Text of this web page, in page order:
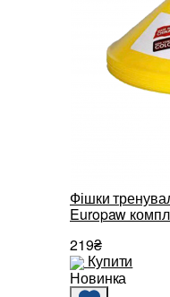
Фішки
Europaw
219₴
Купити
Новинка